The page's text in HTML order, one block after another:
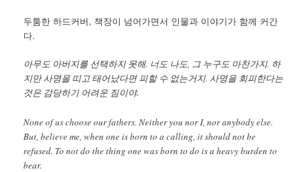
두툼한 하드커버, 책장이 넘어가면서 인물과 이야기가 함께 커간
다.
아무도 아버지를 선택하지 못해. 너도 나도, 그 누구도 마찬가지. 하
지만 사명을 띠고 태어났다면 피할 수 없는거지. 사명을 회피한다는
것은 감당하기 어려운 짐이야.
None of us choose our fathers. Neither you nor I, nor anybody else.
But, believe me, when one is born to a calling, it should not be
refused. To not do the thing one was born to do is a heavy burden to
bear.